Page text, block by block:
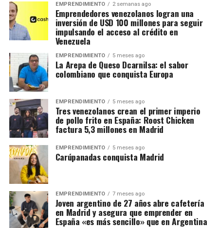
EMPRENDIMIENTO 2 semanas ago
Emprendedores venezolanos logran una
inversión de USD 100 millones para seguir
impulsando el acceso al crédito en
Venezuela
EMPRENDIMIENTO 5 meses ago
La Arepa de Queso Dcarnilsa: el sabor
colombiano que conquista Europa
EMPRENDIMIENTO 5 meses ago
Tres venezolanos crean el primer imperio
de pollo frito en España: Roost Chicken
factura 5,3 millones en Madrid
EMPRENDIMIENTO 5 meses ago
Carúpanadas conquista Madrid
EMPRENDIMIENTO 7 meses ago
Joven argentino de 27 años abre cafetería
en Madrid y asegura que emprender en
España «es más sencillo» que en Argentina